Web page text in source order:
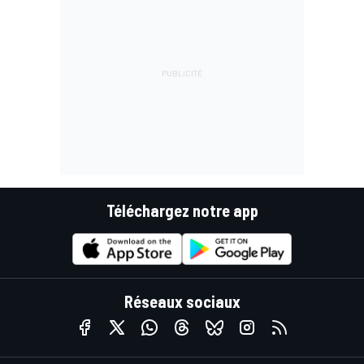
Téléchargez notre app
Réseaux sociaux